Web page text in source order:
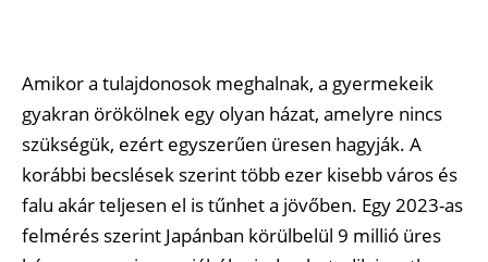
Amikor a tulajdonosok meghalnak, a gyermekeik
gyakran örökölnek egy olyan házat, amelyre nincs
szükségük, ezért egyszerűen üresen hagyják. A
korábbi becslések szerint több ezer kisebb város és
falu akár teljesen el is tűnhet a jövőben. Egy 2023-as
felmérés szerint Japánban körülbelül 9 millió üres